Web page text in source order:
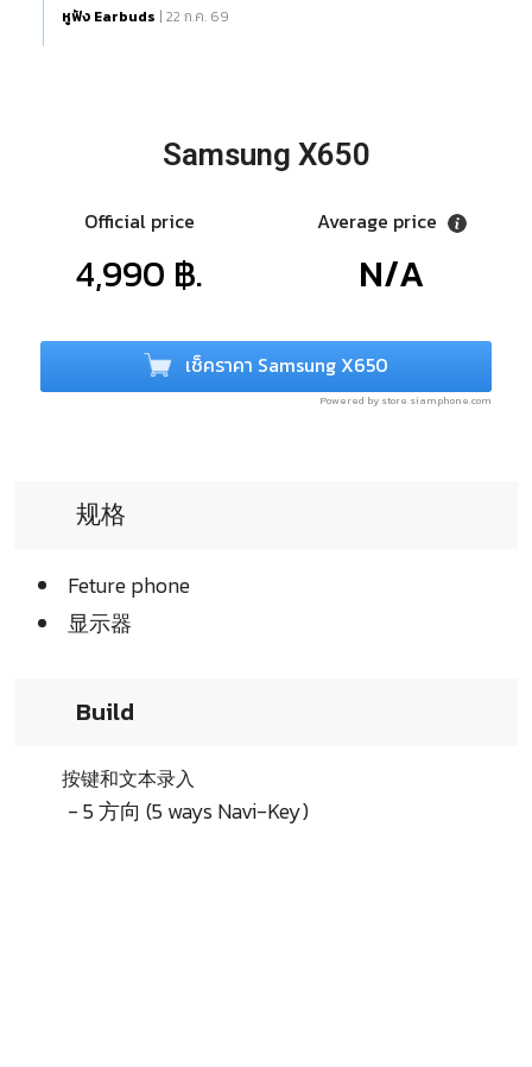
หูฟัง Earbuds | 22 ก.ค. 69
Samsung X650
Official price
4,990 ฿.
Average price
N/A
เช็คราคา Samsung X650
Powered by store.siamphone.com
规格
Feture phone
显示器
Build
按键和文本录入
- 5 方向 (5 ways Navi-Key)